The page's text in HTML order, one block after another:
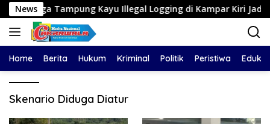
Langsung
ke
konten
News Kayu Illegal Logging di Kampar Kiri Jadi Sorotan,
Home Berita Hukum Kriminal Politik Peristiwa
Skenario Diduga Diatur